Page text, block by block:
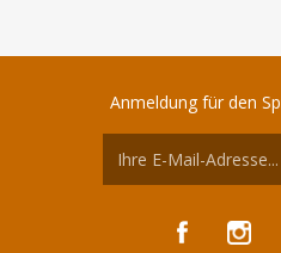
Anmeldung für den